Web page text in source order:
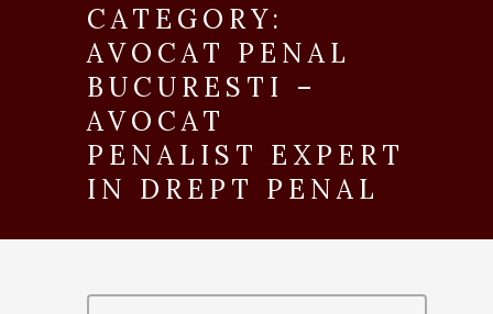
CATEGORY:
AVOCAT PENAL
BUCURESTI –
AVOCAT
PENALIST EXPERT
IN DREPT PENAL